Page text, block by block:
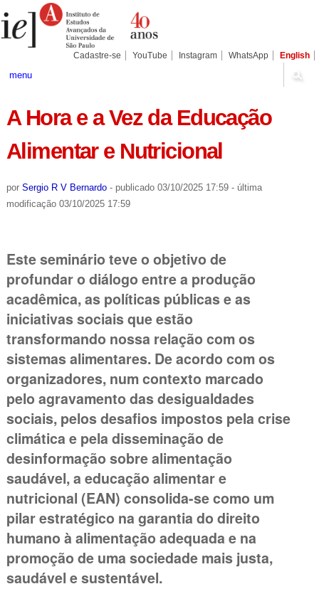
para
conteúdo.
Pessoais
Cadastre-se YouTube Instagram WhatsApp English
menu
A Hora e a Vez da Educação
Alimentar e Nutricional
por Sergio R V Bernardo - publicado03/10/2025 17:59 - última
modificação03/10/2025 17:59
Este seminário teve o objetivo de
profundar o diálogo entre a produção
acadêmica, as políticas públicas e as
iniciativas sociais que estão
transformando nossa relação com os
sistemas alimentares. De acordo com os
organizadores, num contexto marcado
pelo agravamento das desigualdades
sociais, pelos desafios impostos pela crise
climática e pela disseminação de
desinformação sobre alimentação
saudável, a educação alimentar e
nutricional (EAN) consolida-se como um
pilar estratégico na garantia do direito
humano à alimentação adequada e na
promoção de uma sociedade mais justa,
saudável e sustentável.